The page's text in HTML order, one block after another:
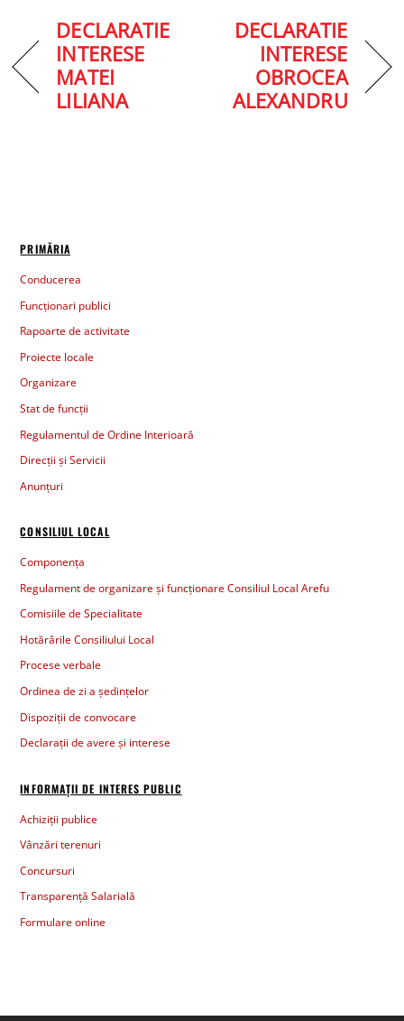
DECLARATIE
INTERESE
MATEI
LILIANA
DECLARATIE
INTERESE
OBROCEA
ALEXANDRU
PRIMĂRIA
Conducerea
Funcționari publici
Rapoarte de activitate
Proiecte locale
Organizare
Stat de funcții
Regulamentul de Ordine Interioară
Direcții și Servicii
Anunțuri
CONSILIUL LOCAL
Componența
Regulament de organizare și funcționare Consiliul Local Arefu
Comisiile de Specialitate
Hotărârile Consiliului Local
Procese verbale
Ordinea de zi a ședințelor
Dispoziții de convocare
Declarații de avere și interese
INFORMAȚII DE INTERES PUBLIC
Achiziții publice
Vânzări terenuri
Concursuri
Transparență Salarială
Formulare online